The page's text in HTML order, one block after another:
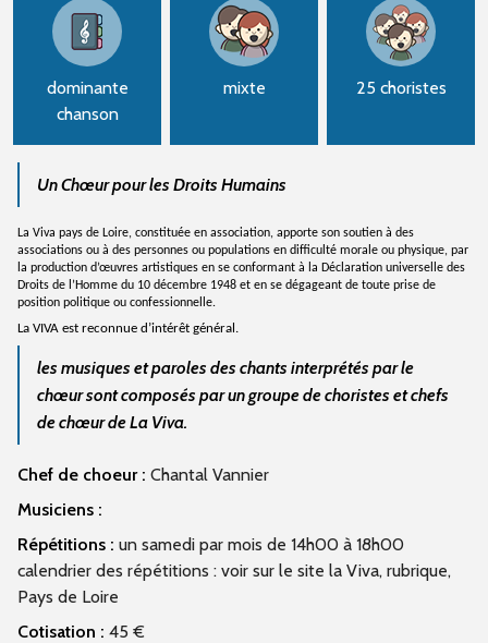
dominante
chanson
mixte 25 choristes
Un Chœur pour les Droits Humains
La Viva pays de Loire, constituée en association, apporte son soutien à des
associations ou à des personnes ou populations en difficulté morale ou physique, par
la production d’œuvres artistiques en se conformant à la Déclaration universelle des
Droits de l’Homme du 10 décembre 1948 et en se dégageant de toute prise de
position politique ou confessionnelle.
La VIVA est reconnue d’intérêt général.
les musiques et paroles des chants interprétés par le
chœur sont composés par un groupe de choristes et chefs
de chœur de La Viva.
Chef de choeur : Chantal Vannier
Musiciens :
Répétitions : un samedi par mois de 14h00 à 18h00
calendrier des répétitions : voir sur le site la Viva, rubrique,
Pays de Loire
Cotisation : 45 €